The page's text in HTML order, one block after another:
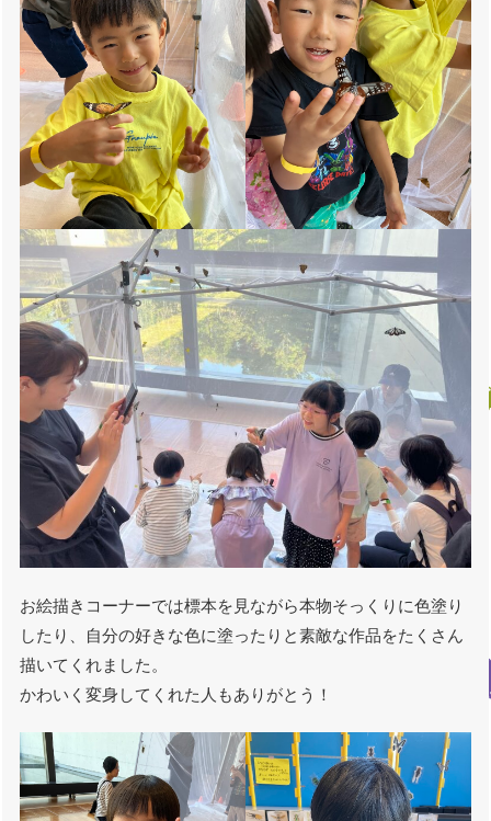
お絵描きコーナーでは標本を見ながら本物そっくりに色塗り
したり、自分の好きな色に塗ったりと素敵な作品をたくさん
描いてくれました。
かわいく変身してくれた人もありがとう！